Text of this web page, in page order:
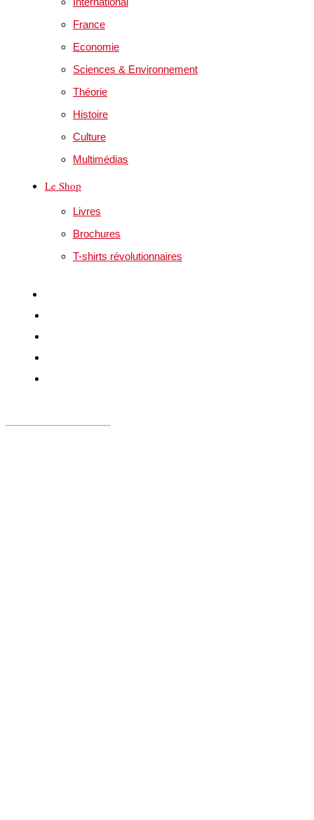
France
Economie
Sciences & Environnement
Théorie
Histoire
Culture
Multimédias
Le Shop
Livres
Brochures
T-shirts révolutionnaires